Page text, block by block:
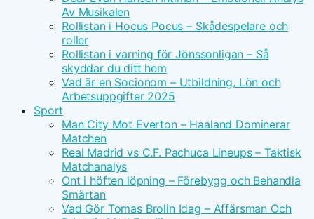
Av Musikalen
Rollistan i Hocus Pocus – Skådespelare och
roller
Rollistan i varning för Jönssonligan – Så
skyddar du ditt hem
Vad är en Socionom – Utbildning, Lön och
Arbetsuppgifter 2025
Sport
Man City Mot Everton – Haaland Dominerar
Matchen
Real Madrid vs C.F. Pachuca Lineups – Taktisk
Matchanalys
Ont i höften löpning – Förebygg och Behandla
Smärtan
Vad Gör Tomas Brolin Idag – Affärsman Och